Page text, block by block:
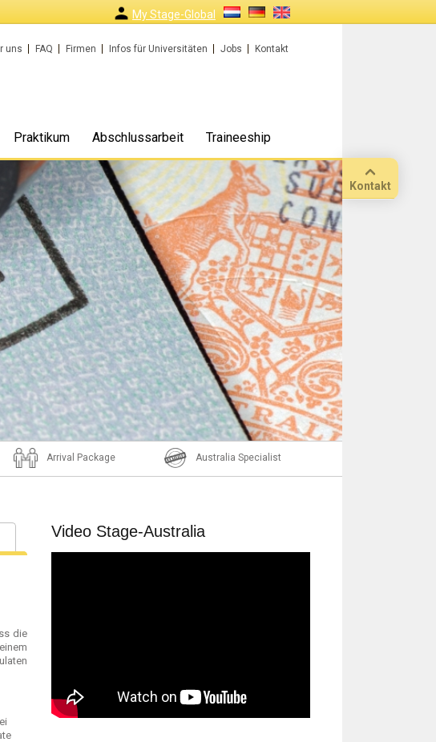
Kontakt
My Stage-Global
uns FAQ Firmen Infos für Universitäten Jobs Kontakt
Praktikum Abschlussarbeit Traineeship
Arrival Package Australia Specialist
die
Video Stage-Australia